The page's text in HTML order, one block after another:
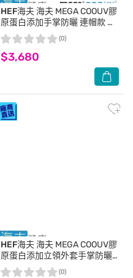
HEF海夫 海夫 MEGA COOUV膠
原蛋白添加手掌防曬 連帽款 紫
愛妮(UV-F410)_M
$3,680
(0)
HEF海夫 海夫 MEGA COOUV膠
原蛋白添加立領外套手掌防曬
蒂芬妮(UV-F410)M
(0)